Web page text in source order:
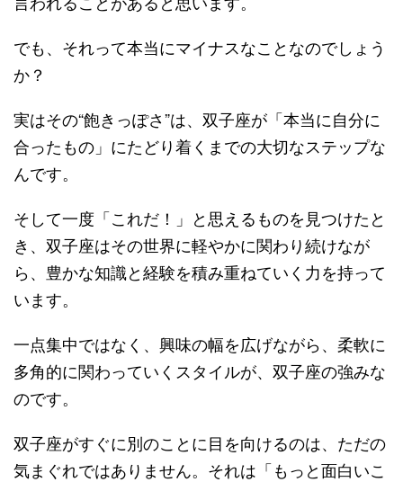
でも、それって本当にマイナスなことなのでしょう
か？
実はその“飽きっぽさ”は、双子座が「本当に自分に
合ったもの」にたどり着くまでの大切なステップな
んです。
そして一度「これだ！」と思えるものを見つけたと
き、双子座はその世界に軽やかに関わり続けなが
ら、豊かな知識と経験を積み重ねていく力を持って
います。
一点集中ではなく、興味の幅を広げながら、柔軟に
多角的に関わっていくスタイルが、双子座の強みな
のです。
双子座がすぐに別のことに目を向けるのは、ただの
気まぐれではありません。それは「もっと面白いこ